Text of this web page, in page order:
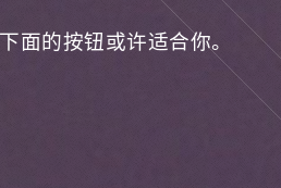
面的按钮或许适合你。